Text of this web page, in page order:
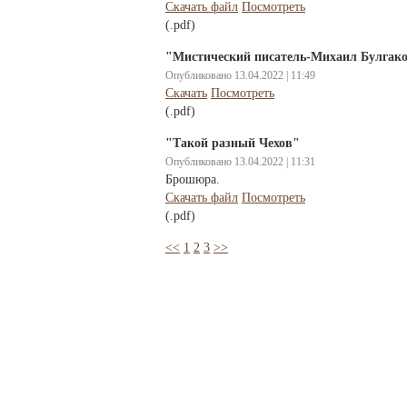
Скачать файл Посмотреть
(.pdf)
"Мистический писатель-Михаил
Опубликовано 13.04.2022 | 11:49
Cкачать Посмотреть
(.pdf)
"Такой разный Чехов"
Опубликовано 13.04.2022 | 11:31
Брошюра.
Скачать файл Посмотреть
(.pdf)
<< 1 2 3 >>